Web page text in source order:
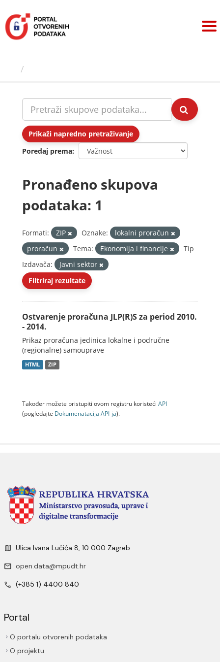
sadržaj
Prikaži napredno pretraživanje
Poredaj prema
Pronađeno skupova
podataka: 1
Formati: ZIP Oznake:
lokalni proračun
proračun
Tema: Ekonomija i financije
Tip
Izdavača:
Javni sektor
Filtriraj rezultate
Ostvarenje proračuna JLP(R)S za period 2010.
- 2014.
Prikaz proračuna jedinica lokalne i područne
(regionalne) samouprave
HTML ZIP
Također možete pristupiti ovom registru koristeći API
(pogledajte Dokumenаtаcijа API-jа).